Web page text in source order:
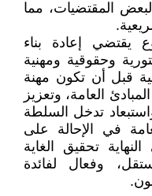
لبعض المقتضيات، مما
يقتضي إعادة بناء
وحقوقية ومهنية
قبل أن تكون مهنة
العامة، وتعزيز
تدخل السلطة
في الإحالة على
تحقيق الغاية
وفعال لفائدة